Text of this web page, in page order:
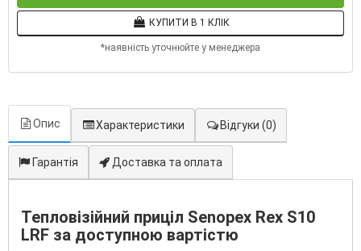
КУПИТИ В 1 КЛІК
*наявність уточнюйте у менеджера
Опис Характеристики Відгуки (0)
Гарантія Доставка та оплата
Тепловізійний приціл Senopex Rex S10
LRF за доступною вартістю